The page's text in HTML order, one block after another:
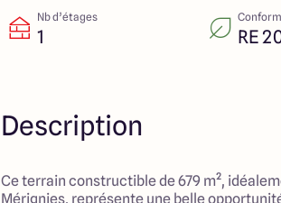
Nb d’étages
1 RE
Description
Ce terrain constructible de 679 m²,
Mérignies, représente une belle